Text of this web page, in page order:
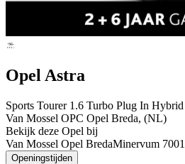
Opel Astra
Sports Tourer 1.6 Turbo Plug In
Van Mossel OPC Opel Breda, (NL)
Bekijk deze Opel bij
Van Mossel Opel BredaMinervum
Openingstijden